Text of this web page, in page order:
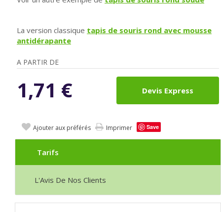
La version classique tapis de souris rond avec mousse
antidérapante
A PARTIR DE
1,71 € Devis Express
Ajouter aux préférés Imprimer Save
Tarifs
L'Avis De Nos Clients